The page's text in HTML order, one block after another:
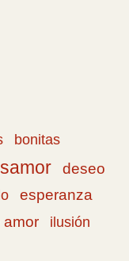
bonitas
deseo
esperanza
amor
ilusión